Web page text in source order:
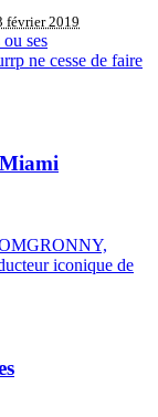
février 2019
ses
ne cesse de faire
OMGRONNY,
iconique de